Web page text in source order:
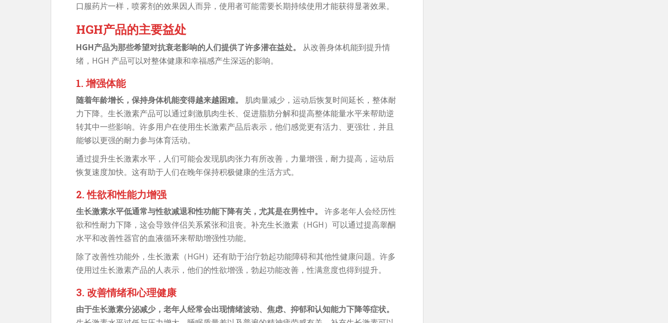
口服药片一样，喷雾剂的效果因人而异，使用者可能需要长期持续使用才能获得显著效果。
HGH产品的主要益处
HGH产品为那些希望对抗衰老影响的人们提供了许多潜在益处。
从改善身体机能到提升情
绪，HGH 产品可以对整体健康和幸福感产生深远的影响。
1. 增强体能
随着年龄增长，保持身体机能变得越来越困难。
肌肉量减少，运动后恢复时间延长，整体耐
力下降。生长激素产品可以通过刺激肌肉生长、促进脂肪分解和提高整体能量水平来帮助逆
转其中一些影响。许多用户在使用生长激素产品后表示，他们感觉更有活力、更强壮，并且
能够以更强的耐力参与体育活动。
通过提升生长激素水平，人们可能会发现肌肉张力有所改善，力量增强，耐力提高，运动后
恢复速度加快。这有助于人们在晚年保持积极健康的生活方式。
2. 性欲和性能力增强
生长激素水平低通常与性欲减退和性功能下降有关，尤其是在男性中。
许多老年人会经历性
欲和性耐力下降，这会导致伴侣关系紧张和沮丧。补充生长激素（HGH）可以通过提高睾酮
水平和改善性器官的血液循环来帮助增强性功能。
除了改善性功能外，生长激素（HGH）还有助于治疗勃起功能障碍和其他性健康问题。许多
使用过生长激素产品的人表示，他们的性欲增强，勃起功能改善，性满意度也得到提升。
3. 改善情绪和心理健康
由于生长激素分泌减少，老年人经常会出现情绪波动、焦虑、抑郁和认知能力下降等症状。